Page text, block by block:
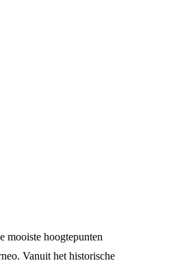
mooiste hoogtepunten
Vanuit het historische